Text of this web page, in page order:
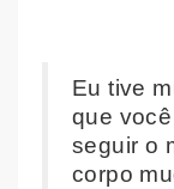
Eu tive
que
seguir o
corpo